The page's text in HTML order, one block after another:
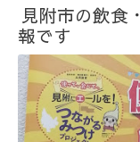
見附市の飲食
報です